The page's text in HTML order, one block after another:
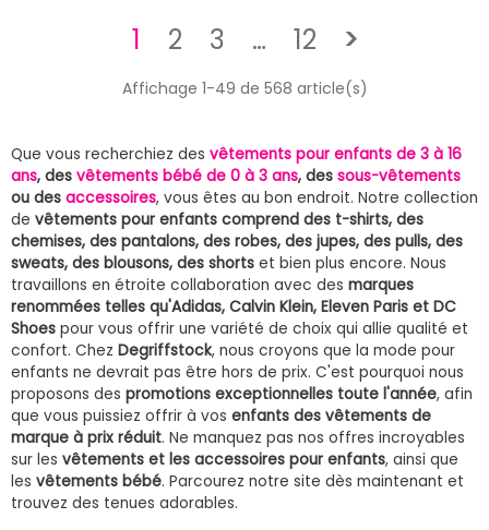
1 2 3 … 12 >Suivant
Affichage 1-49 de 568 article(s)
Que vous recherchiez des vêtements pour enfants de 3 à 16
ans, des vêtements bébé de 0 à 3 ans, des sous-vêtements
ou des accessoires, vous êtes au bon endroit. Notre collection
de vêtements pour enfants comprend des t-shirts, des
chemises, des pantalons, des robes, des jupes, des pulls, des
sweats, des blousons, des shorts et bien plus encore. Nous
travaillons en étroite collaboration avec des marques
renommées telles qu'Adidas, Calvin Klein, Eleven Paris et DC
Shoes pour vous offrir une variété de choix qui allie qualité et
confort. Chez Degriffstock, nous croyons que la mode pour
enfants ne devrait pas être hors de prix. C'est pourquoi nous
proposons des promotions exceptionnelles toute l'année, afin
que vous puissiez offrir à vos enfants des vêtements de
marque à prix réduit. Ne manquez pas nos offres incroyables
sur les vêtements et les accessoires pour enfants, ainsi que
les vêtements bébé. Parcourez notre site dès maintenant et
trouvez des tenues adorables.